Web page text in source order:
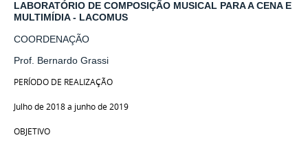
LABORATÓRIO DE COMPOSIÇÃO MUSICAL PARA A CENA E
MULTIMÍDIA - LACOMUS
COORDENAÇÃO
Prof. Bernardo Grassi
PERÍODO DE REALIZAÇÃO
Julho de 2018 a junho de 2019
OBJETIVO